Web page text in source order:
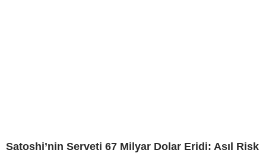
Satoshi’nin Serveti 67 Milyar Dolar Eridi: Asıl Risk